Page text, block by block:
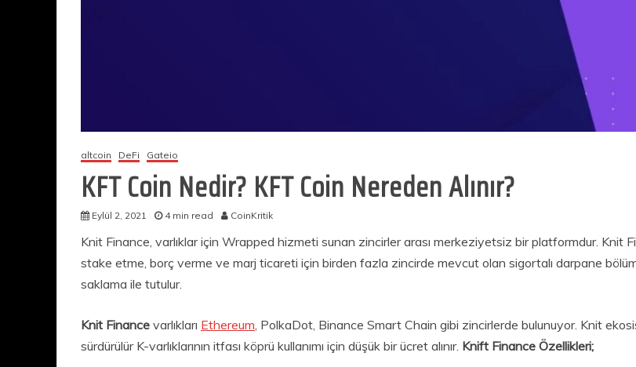
altcoin DeFi Gateio
KFT Coin Nedir? KFT Coin Nereden Alınır?
Eylül 2, 2021 4 min read CoinKritik
Knit Finance, varlıklar için Wrapped hizmeti sunan zincirler arası merkeziyetsiz bir platformdur. Knit
stake etme, borç verme ve marj ticareti için birden fazla zincirde mevcut olan sigortalı darpane
saklama ile tutulur.
Knit Finance varlıkları Ethereum, PolkaDot, Binance Smart Chain gibi zincirlerde bulunuyor. Knit
sürdürülür K-varlıklarının itfası köprü kullanımı için düşük bir ücret alınır. Knift Finance Özellikleri;